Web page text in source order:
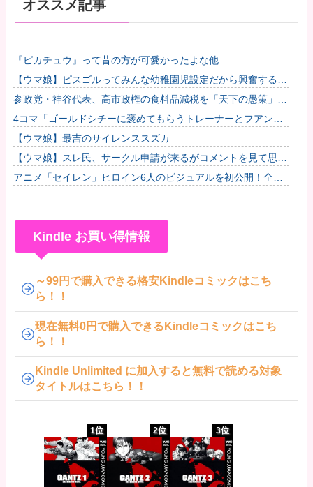
オススメ記事
『ピカチュウ』って昔の方が可愛かったよな他
【ウマ娘】ピスゴルってみんな幼稚園児設定だから興奮するよ
ね他
参政党・神谷代表、高市政権の食料品減税を「天下の愚策」と
一刀両断
4コマ「ゴールドシチーに褒めてもらうトレーナーとフアンザ
ウルス」
【ウマ娘】最吉のサイレンススズカ
【ウマ娘】スレ民、サークル申請が来るがコメントを見て思わ
ず拒否してしまう
アニメ「セイレン」ヒロイン6人のビジュアルを初公開！全員
Kindle お買い得情報
～99円で購入できる格安Kindleコミックはこち
ら！！
現在無料0円で購入できるKindleコミックはこち
ら！！
Kindle Unlimited に加入すると無料で読める対象
タイトルはこちら！！
1位 2位 3位